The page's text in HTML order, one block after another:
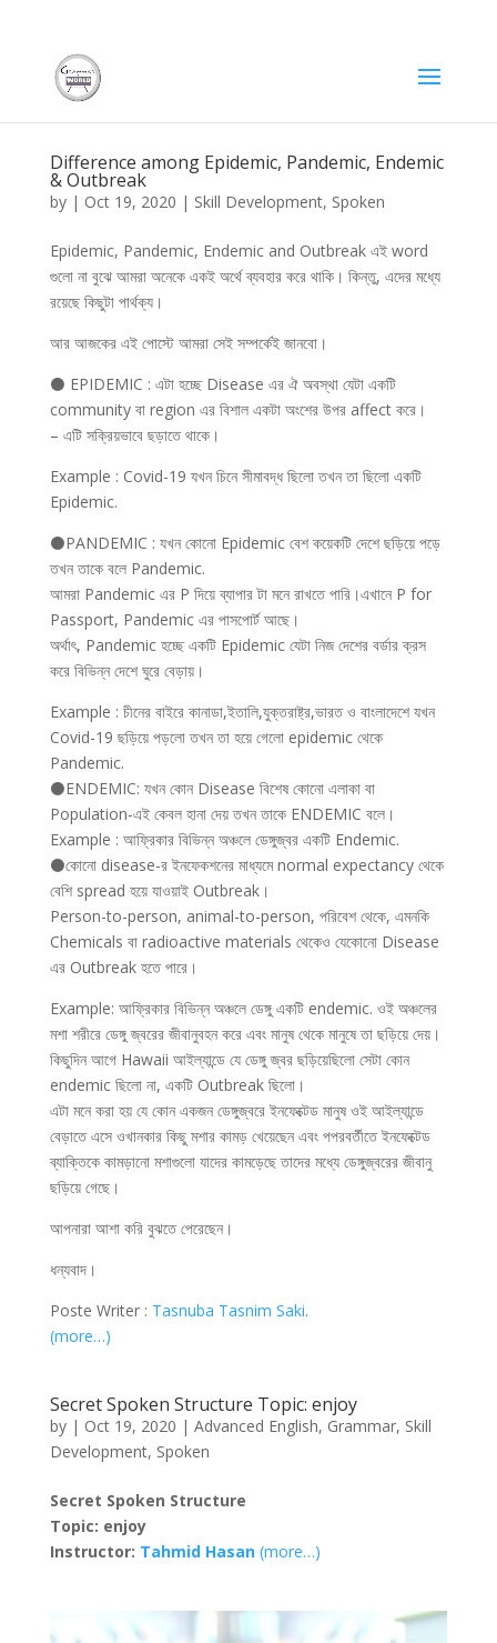
Difference among Epidemic, Pandemic, Endemic
& Outbreak
by | Oct 19, 2020 | Skill Development, Spoken
Epidemic, Pandemic, Endemic and Outbreak এই word
গুলো না বুঝে আমরা অনেকে একই অর্থে ব্যবহার করে থাকি। কিন্তু, এদের মধ্যে
রয়েছে কিছুটা পার্থক্য।
আর আজকের এই পোস্টে আমরা সেই সম্পর্কেই জানবো।
⚫ EPIDEMIC : এটা হচ্ছে Disease এর ঐ অবস্থা যেটা একটি
community বা region এর বিশাল একটা অংশের উপর affect করে।
– এটি সক্রিয়ভাবে ছড়াতে থাকে।
Example : Covid-19 যখন চিনে সীমাবদ্ধ ছিলো তখন তা ছিলো একটি
Epidemic.
⚫PANDEMIC : যখন কোনো Epidemic বেশ কয়েকটি দেশে ছড়িয়ে পড়ে
তখন তাকে বলে Pandemic.
আমরা Pandemic এর P দিয়ে ব্যাপার টা মনে রাখতে পারি।এখানে P for
Passport, Pandemic এর পাসপোর্ট আছে।
অর্থাৎ, Pandemic হচ্ছে একটি Epidemic যেটা নিজ দেশের বর্ডার ক্রস
করে বিভিন্ন দেশে ঘুরে বেড়ায়।
Example : চীনের বাইরে কানাডা,ইতালি,যুক্তরাষ্ট্র,ভারত ও বাংলাদেশে যখন
Covid-19 ছড়িয়ে পড়লো তখন তা হয়ে গেলো epidemic থেকে
Pandemic.
⚫ENDEMIC: যখন কোন Disease বিশেষ কোনো এলাকা বা
Population-এই কেবল হানা দেয় তখন তাকে ENDEMIC বলে।
Example : আফ্রিকার বিভিন্ন অঞ্চলে ডেঙ্গুজ্বর একটি Endemic.
⚫কোনো disease-র ইনফেকশনের মাধ্যমে normal expectancy থেকে
বেশি spread হয়ে যাওয়াই Outbreak।
Person-to-person, animal-to-person, পরিবেশ থেকে, এমনকি
Chemicals বা radioactive materials থেকেও যেকোনো Disease
এর Outbreak হতে পারে।
Example: আফ্রিকার বিভিন্ন অঞ্চলে ডেঙ্গু একটি endemic. ওই অঞ্চলের
মশা শরীরে ডেঙ্গু জ্বরের জীবানুবহন করে এবং মানুষ থেকে মানুষে তা ছড়িয়ে দেয়।
কিছুদিন আগে Hawaii আইল্যান্ডে যে ডেঙ্গু জ্বর ছড়িয়েছিলো সেটা কোন
endemic ছিলো না, একটি Outbreak ছিলো।
এটা মনে করা হয় যে কোন একজন ডেঙ্গুজ্বরে ইনফেক্টেড মানুষ ওই আইল্যান্ডে
বেড়াতে এসে ওখানকার কিছু মশার কামড় খেয়েছেন এবং পপরবর্তীতে ইনফেক্টেড
ব্যাক্তিকে কামড়ানো মশাগুলো যাদের কামড়েছে তাদের মধ্যে ডেঙ্গুজ্বরের জীবানু
ছড়িয়ে গেছে।
আপনারা আশা করি বুঝতে পেরেছেন।
ধন্যবাদ।
Poste Writer : Tasnuba Tasnim Saki.
(more…)
Secret Spoken Structure Topic: enjoy
by | Oct 19, 2020 | Advanced English, Grammar, Skill
Development, Spoken
Secret Spoken Structure
Topic: enjoy
Instructor: Tahmid Hasan (more…)